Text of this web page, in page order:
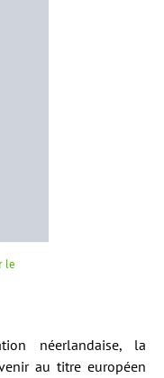
le
néerlandaise, la
au titre européen